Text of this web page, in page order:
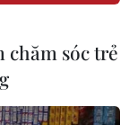
chăm sóc trẻ